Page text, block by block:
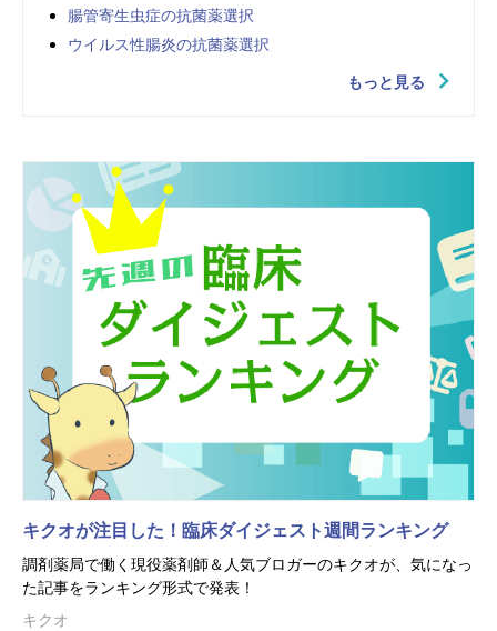
腸管寄生虫症の抗菌薬選択
ウイルス性腸炎の抗菌薬選択
もっと見る
キクオが注目した！臨床ダイジェスト週間ランキング
調剤薬局で働く現役薬剤師＆人気ブロガーのキクオが、気になっ
た記事をランキング形式で発表！
キクオ